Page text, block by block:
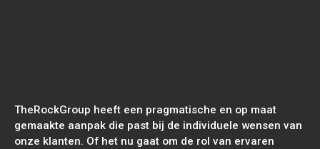
TheRockGroup heeft een pragmatische en op maat
gemaakte aanpak die past bij de individuele wensen van
onze klanten. Of het nu gaat om de rol van ervaren